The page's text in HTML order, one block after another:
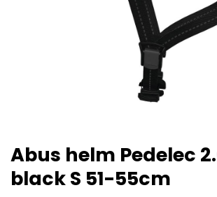
Abus helm Pedelec
black S 51-55cm